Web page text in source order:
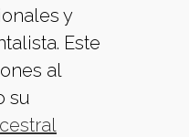
y
Este
al
su